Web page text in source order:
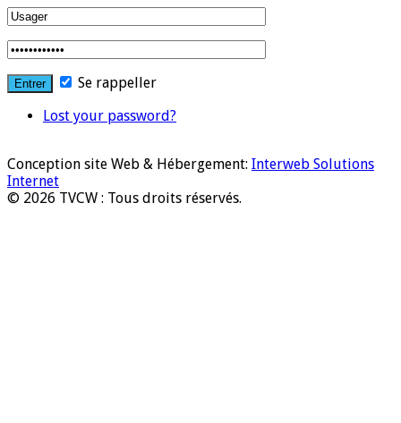
Se rappeller
Lost your password?
Conception site Web & Hébergement: Interweb Solutions
Internet
© 2026 TVCW : Tous droits réservés.